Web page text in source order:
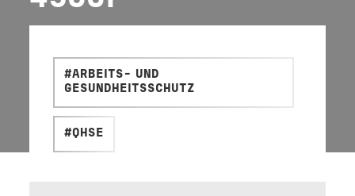
#ARBEITS- UND
GESUNDHEITSSCHUTZ
#QHSE